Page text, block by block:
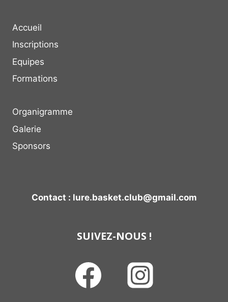
Accueil
Inscriptions
Equipes
Formations
Organigramme
Galerie
Sponsors
Contact : lure.basket.club@gmail.com
SUIVEZ-NOUS !